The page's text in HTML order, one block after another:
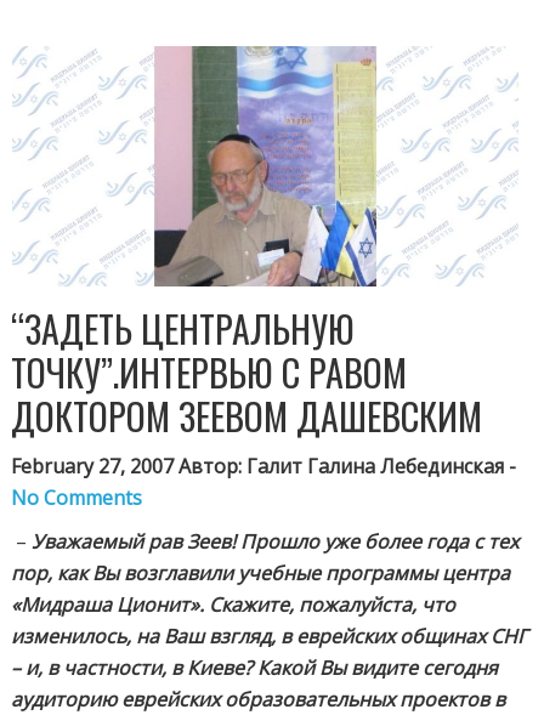
“ЗАДЕТЬ ЦЕНТРАЛЬНУЮ
ТОЧКУ”.ИНТЕРВЬЮ С РАВОМ
ДОКТОРОМ ЗЕЕВОМ ДАШЕВСКИМ
February 27, 2007 Автор: Галит Галина Лебединская -
No Comments
–Уважаемый рав Зеев! Прошло уже более года с тех
пор, как Вы возглавили учебные программы центра
«Мидраша Ционит». Скажите, пожалуйста, что
изменилось, на Ваш взгляд, в еврейских общинах СНГ
– и, в частности, в Киеве? Какой Вы видите сегодня
аудиторию еврейских образовательных проектов в